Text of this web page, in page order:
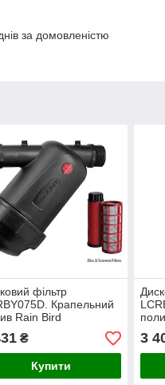
за домовленістю
фільтр
Крапельний
Rain Bird
₴
Купити
3